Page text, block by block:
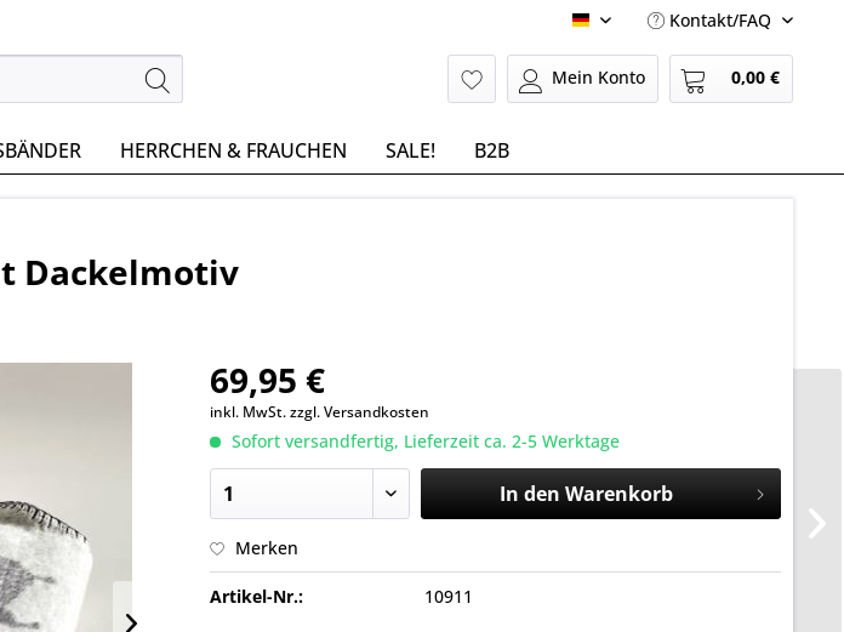
Deutsch Kontakt/FAQ
Mein Konto 0,00 €
HERRCHEN & FRAUCHEN SALE! B2B
Dackelmotiv
69,95 €
inkl. MwSt.zzgl. Versandkosten
Sofort versandfertig, Lieferzeit ca. 2-5 Werktage
In den Warenkorb
Merken
Artikel-Nr.: 10911